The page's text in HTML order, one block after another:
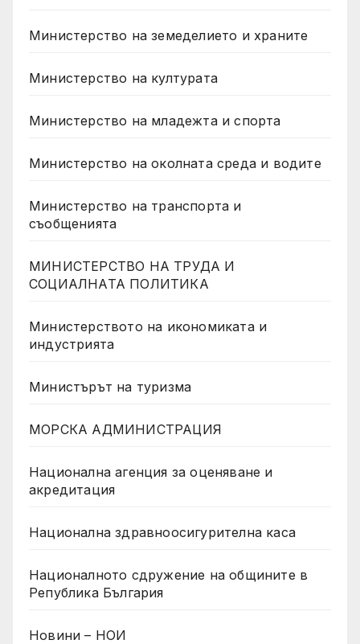
Министерство на земеделието и храните
Министерство на културата
Министерство на младежта и спорта
Министерство на околната среда и водите
Министерство на транспорта и
съобщенията
МИНИСТЕРСТВО НА ТРУДА И
СОЦИАЛНАТА ПОЛИТИКА
Министерството на икономиката и
индустрията
Министърът на туризма
МОРСКА АДМИНИСТРАЦИЯ
Национална агенция за оценяване и
акредитация
Национална здравноосигурителна каса
Националното сдружение на общините в
Република България
Новини – НОИ